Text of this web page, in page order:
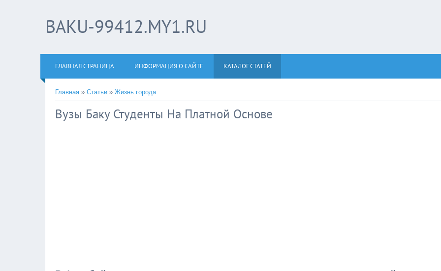
BAKU-99412.MY1.RU
ГЛАВНАЯ СТРАНИЦА ИНФОРМАЦИЯ О САЙТЕ КАТАЛОГ СТАТЕЙ
Главная » Статьи » Жизнь города
Вузы Баку Студенты На Платной Основе